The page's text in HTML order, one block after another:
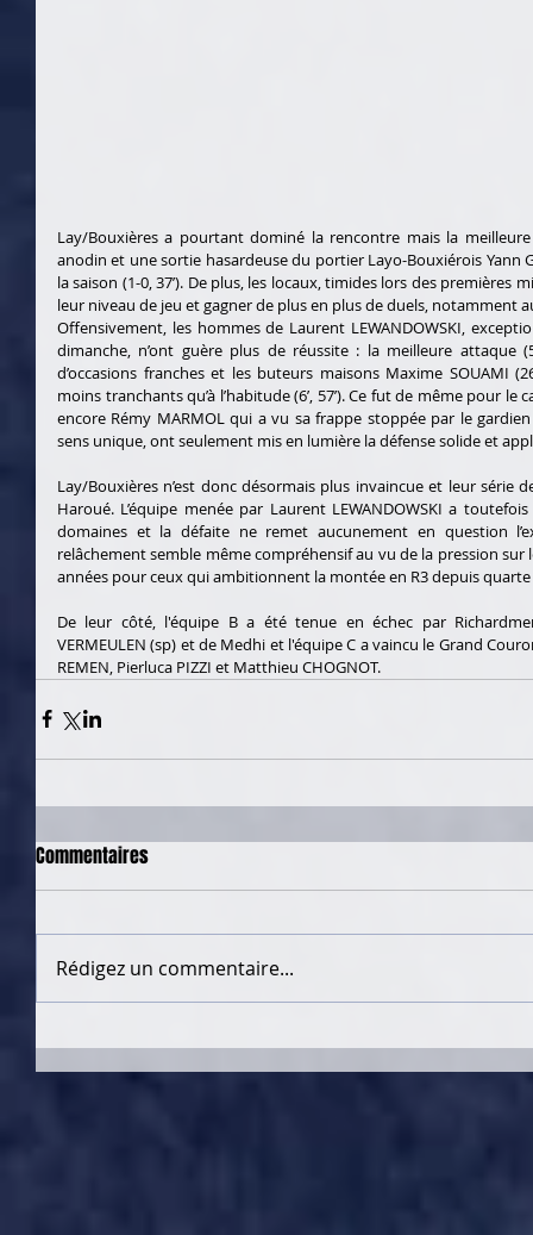
Lay/Bouxières a pourtant dominé la rencontre mais la
anodin et une sortie hasardeuse du portier Layo-Bouxiérois Yann
la saison (1-0, 37’). De plus, les locaux, timides lors des premières
leur niveau de jeu et gagner de plus en plus de duels, notamment
Offensivement, les hommes de Laurent LEWANDOWSKI,
dimanche, n’ont guère plus de réussite : la meilleure attaque
d’occasions franches et les buteurs maisons Maxime SOUAMI
moins tranchants qu’à l’habitude (6’, 57’). Ce fut de même pour le
encore Rémy MARMOL qui a vu sa frappe stoppée par le
sens unique, ont seulement mis en lumière la défense solide et
Lay/Bouxières n’est donc désormais plus invaincue et leur série
Haroué. L’équipe menée par Laurent LEWANDOWSKI a
domaines et la défaite ne remet aucunement en question
relâchement semble même compréhensif au vu de la pression
années pour ceux qui ambitionnent la montée en R3 depuis
De leur côté, l'équipe B a été tenue en échec par
VERMEULEN (sp) et de Medhi et l'équipe C a vaincu le Grand
REMEN, Pierluca PIZZI et Matthieu CHOGNOT.
Commentaires
Rédigez un commentaire...